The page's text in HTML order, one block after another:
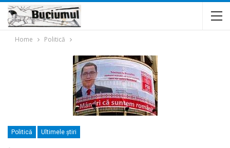
Home Politică
Politică Ultimele ştiri